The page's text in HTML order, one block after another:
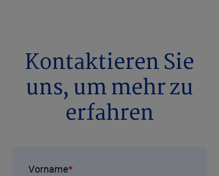
Kontaktieren Sie
uns, um mehr zu
erfahren
Vorname